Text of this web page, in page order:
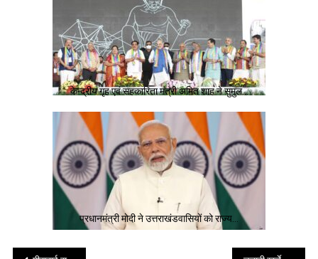
केन्द्रीय गृह एवं सहकारिता मंत्री अमित शाह ने सुमुल…
प्रधानमंत्री मोदी ने उत्तराखंडवासियों को राज्य…